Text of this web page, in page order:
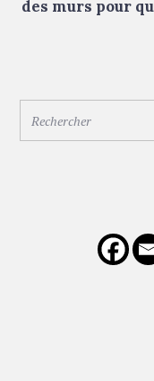
a
i
des murs pour